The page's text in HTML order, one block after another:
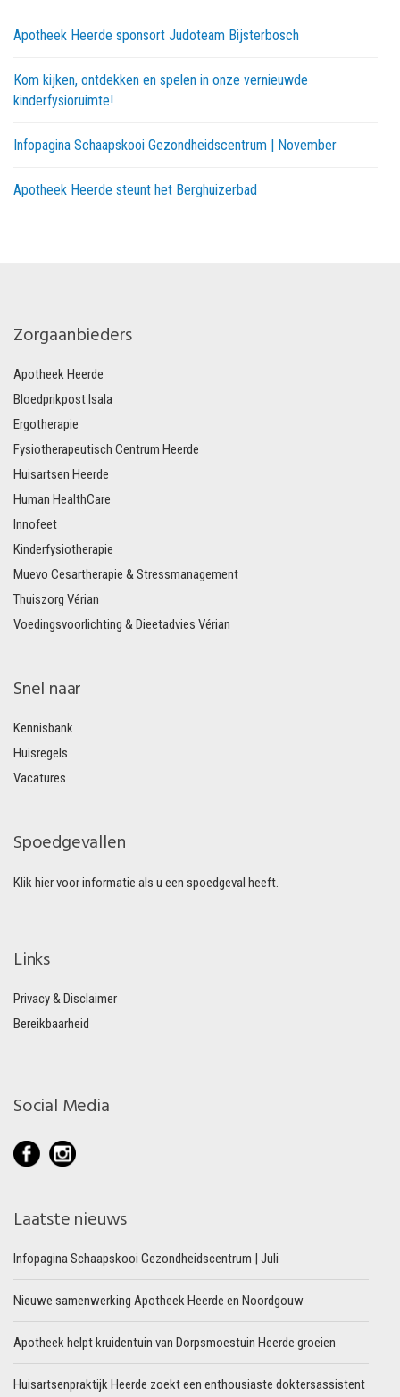
Apotheek Heerde sponsort Judoteam Bijsterbosch
Kom kijken, ontdekken en spelen in onze vernieuwde
kinderfysioruimte!
Infopagina Schaapskooi Gezondheidscentrum | November
Apotheek Heerde steunt het Berghuizerbad
Zorgaanbieders
Apotheek Heerde
Bloedprikpost Isala
Ergotherapie
Fysiotherapeutisch Centrum Heerde
Huisartsen Heerde
Human HealthCare
Innofeet
Kinderfysiotherapie
Muevo Cesartherapie & Stressmanagement
Thuiszorg Vérian
Voedingsvoorlichting & Dieetadvies Vérian
Snel naar
Kennisbank
Huisregels
Vacatures
Spoedgevallen
Klik hier voor informatie als u een spoedgeval heeft.
Links
Privacy & Disclaimer
Bereikbaarheid
Social Media
Laatste nieuws
Infopagina Schaapskooi Gezondheidscentrum | Juli
Nieuwe samenwerking Apotheek Heerde en Noordgouw
Apotheek helpt kruidentuin van Dorpsmoestuin Heerde groeien
Huisartsenpraktijk Heerde zoekt een enthousiaste doktersassistent